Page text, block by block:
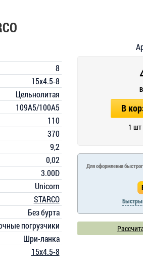
В
1 шт
Для оформления
8
15x4.5-8
Цельнолитая
109A5/100A5
110
370
9,2
0,02
3.00D
Unicorn
STARCO
Без бурта
погрузчики
Шри-ланка
15x4.5-8